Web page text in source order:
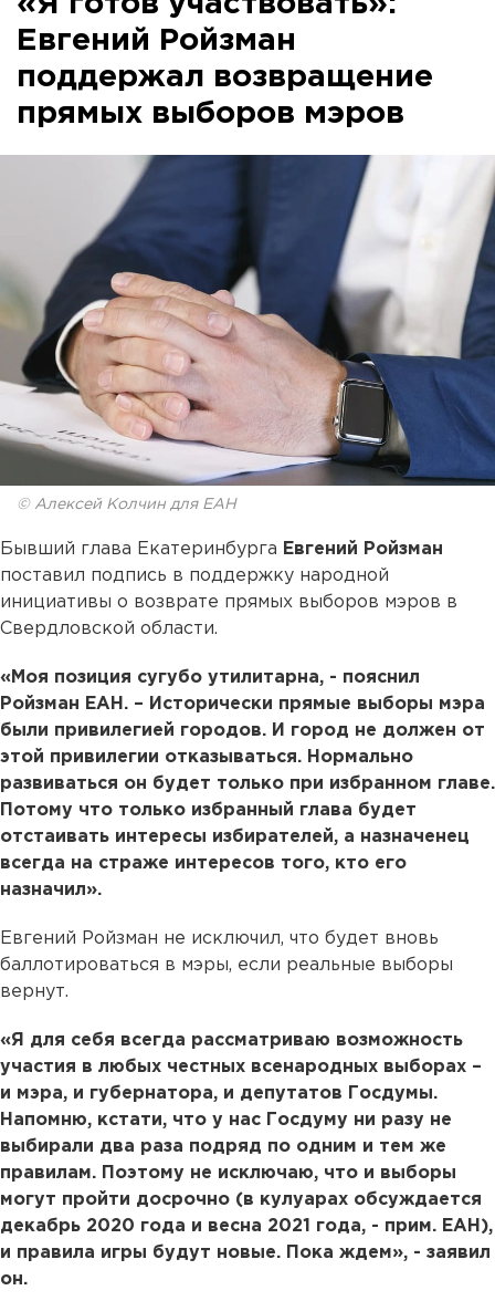
Евгений Ройзман
поддержал возвращение
прямых выборов мэров
© Алексей Колчин для ЕАН
Бывший глава Екатеринбурга Евгений Ройзман
поставил подпись в поддержку народной
инициативы о возврате прямых выборов мэров в
Свердловской области.
«Моя позиция сугубо утилитарна, - пояснил
Ройзман ЕАН. – Исторически прямые выборы мэра
были привилегией городов. И город не должен от
этой привилегии отказываться. Нормально
развиваться он будет только при избранном главе.
Потому что только избранный глава будет
отстаивать интересы избирателей, а назначенец
всегда на страже интересов того, кто его
назначил».
Евгений Ройзман не исключил, что будет вновь
баллотироваться в мэры, если реальные выборы
вернут.
«Я для себя всегда рассматриваю возможность
участия в любых честных всенародных выборах –
и мэра, и губернатора, и депутатов Госдумы.
Напомню, кстати, что у нас Госдуму ни разу не
выбирали два раза подряд по одним и тем же
правилам. Поэтому не исключаю, что и выборы
могут пройти досрочно (в кулуарах обсуждается
декабрь 2020 года и весна 2021 года, - прим. ЕАН),
и правила игры будут новые. Пока ждем», - заявил
он.